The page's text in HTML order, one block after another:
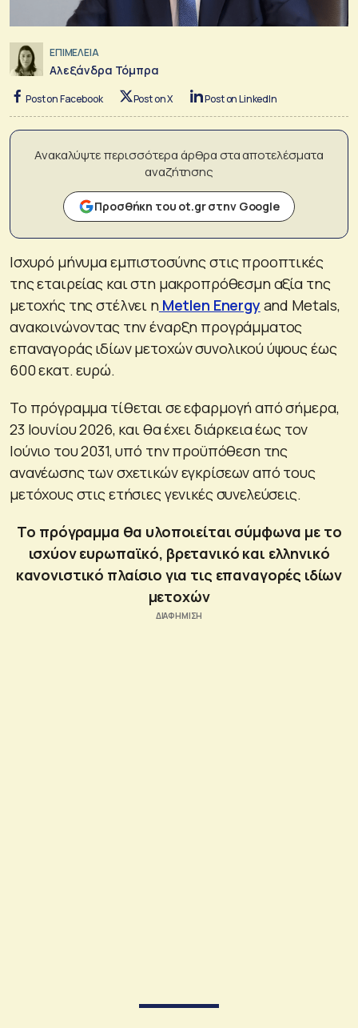
ΕΠΙΜΕΛΕΙΑ
Αλεξάνδρα Τόμπρα
Post on Facebook Post on X Post on LinkedIn
Ανακαλύψτε περισσότερα άρθρα στα αποτελέσματα
αναζήτησης
Προσθήκη του ot.gr στην Google
Ισχυρό μήνυμα εμπιστοσύνης στις προοπτικές
της εταιρείας και στη μακροπρόθεσμη αξία της
μετοχής της στέλνει ηMetlen Energy and Metals,
ανακοινώνοντας την έναρξη προγράμματος
επαναγοράς ιδίων μετοχών συνολικού ύψους έως
600 εκατ. ευρώ.
Το πρόγραμμα τίθεται σε εφαρμογή από σήμερα,
23 Ιουνίου 2026, και θα έχει διάρκεια έως τον
Ιούνιο του 2031, υπό την προϋπόθεση της
ανανέωσης των σχετικών εγκρίσεων από τους
μετόχους στις ετήσιες γενικές συνελεύσεις.
Tο πρόγραμμα θα υλοποιείται σύμφωνα με το
ισχύον ευρωπαϊκό, βρετανικό και ελληνικό
κανονιστικό πλαίσιο για τις επαναγορές ιδίων
μετοχών